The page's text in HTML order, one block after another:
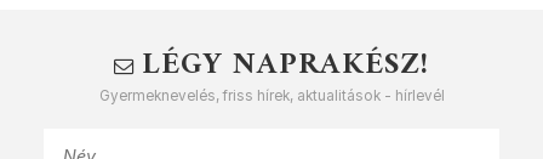
LÉGY NAPRAKÉSZ!
Gyermeknevelés, friss hírek, aktualitások - hírlevél